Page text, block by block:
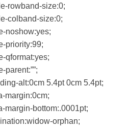
rowband-size:0;
colband-size:0;
noshow:yes;
priority:99;
qformat:yes;
parent:””;
alt:0cm 5.4pt 0cm 5.4pt;
margin:0cm;
margin-bottom:.0001pt;
orphan;